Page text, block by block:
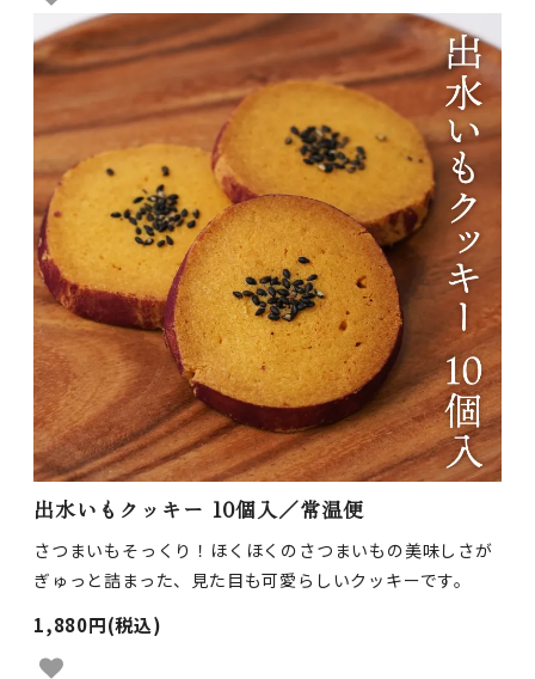
出水いもクッキー 10個入／常温便
さつまいもそっくり！ほくほくのさつまいもの美味しさが
ぎゅっと詰まった、見た目も可愛らしいクッキーです。
1,880円(税込)